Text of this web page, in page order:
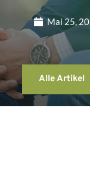
Mai 25,
Alle Artikel